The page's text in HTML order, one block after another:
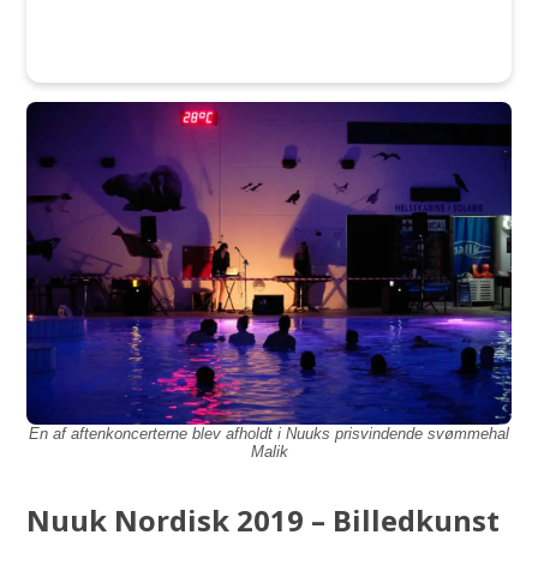
En af aftenkoncerterne blev afholdt i Nuuks prisvindende svømmehal
Malik
Nuuk Nordisk 2019 – Billedkunst